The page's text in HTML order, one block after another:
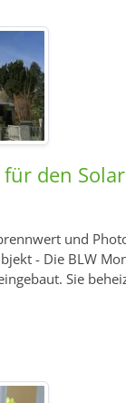
den
und
- Die BLW
Sie